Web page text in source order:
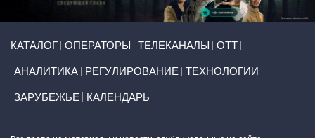
КАТАЛОГ ОПЕРАТОРЫ ТЕЛЕКАНАЛЫ ОТТ
АНАЛИТИКА РЕГУЛИРОВАНИЕ ТЕХНОЛОГИИ
ЗАРУБЕЖЬЕ КАЛЕНДАРЬ